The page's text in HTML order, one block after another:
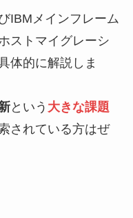
IBMメインフレーム
ストマイグレーシ
体的に解説しま
という 大きな課題
されている方はぜ